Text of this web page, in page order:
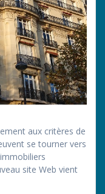
aux critères de
se tourner vers
site Web vient